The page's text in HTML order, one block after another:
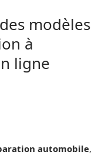
modèles
à
ligne
automobile,